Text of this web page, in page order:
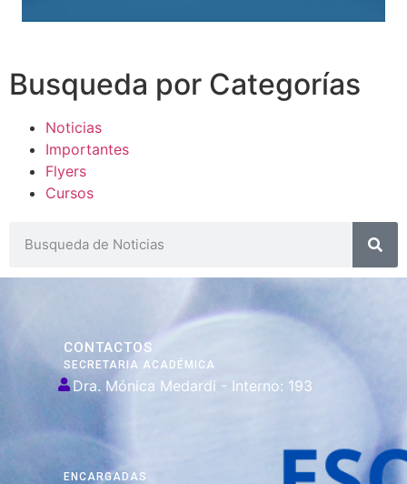
Busqueda por Categorías
Noticias
Importantes
Flyers
Cursos
CONTACTOS
SECRETARIA ACADÉMICA
Dra. Mónica Medardi - Interno: 193
ENCARGADAS